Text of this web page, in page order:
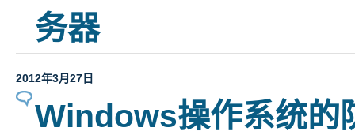
务器
2012年3月27日
Windows操作系统的